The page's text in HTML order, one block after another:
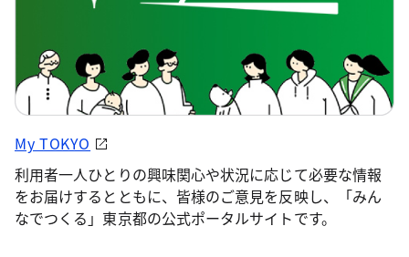
My TOKYO
利用者一人ひとりの興味関心や状況に応じて必要な情報
をお届けするとともに、皆様のご意見を反映し、「みん
なでつくる」東京都の公式ポータルサイトです。